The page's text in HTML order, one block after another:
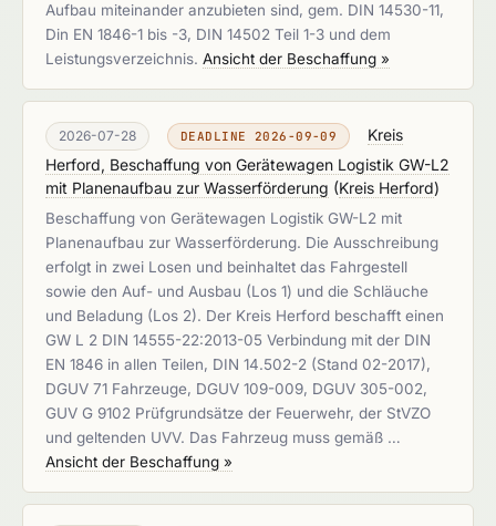
Aufbau miteinander anzubieten sind, gem. DIN 14530-11,
Din EN 1846-1 bis -3, DIN 14502 Teil 1-3 und dem
Leistungsverzeichnis. Ansicht der Beschaffung »
2026-07-28 DEADLINE 2026-09-09
Kreis
Herford, Beschaffung von Gerätewagen Logistik GW-L2
mit Planenaufbau zur Wasserförderung (Kreis Herford)
Beschaffung von Gerätewagen Logistik GW-L2 mit
Planenaufbau zur Wasserförderung. Die Ausschreibung
erfolgt in zwei Losen und beinhaltet das Fahrgestell
sowie den Auf- und Ausbau (Los 1) und die Schläuche
und Beladung (Los 2). Der Kreis Herford beschafft einen
GW L 2 DIN 14555-22:2013-05 Verbindung mit der DIN
EN 1846 in allen Teilen, DIN 14.502-2 (Stand 02-2017),
DGUV 71 Fahrzeuge, DGUV 109-009, DGUV 305-002,
GUV G 9102 Prüfgrundsätze der Feuerwehr, der StVZO
und geltenden UVV. Das Fahrzeug muss gemäß …
Ansicht der Beschaffung »